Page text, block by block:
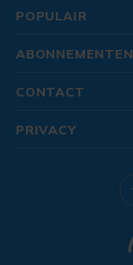
POPULAIR
ABONNEMENTEN
CONTACT
PRIVACY